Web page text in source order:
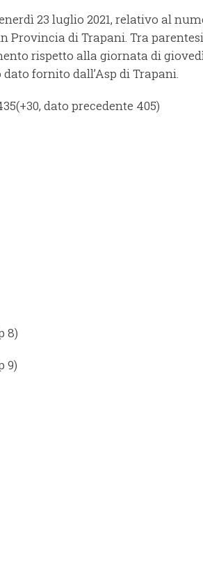
23 luglio 2021, relativo al
Provincia di Trapani. Tra
rispetto alla giornata di
fornito dall’Asp di Trapani.
dato precedente 405)
8)
9)